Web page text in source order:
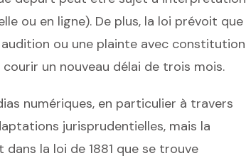
ou en ligne). De plus, la loi prévoit que
ou une plainte avec constitution
un nouveau délai de trois mois.
numériques, en particulier à travers
jurisprudentielles, mais la
la loi de 1881 que se trouve